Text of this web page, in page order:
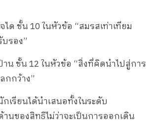
ได ชั้น 10 ในหัวข้อ “สมรสเท่าเทียม
รอง”
น ชั้น 12 ในหัวข้อ “สิ่งที่คิดนำไปสู่การ
กกว้าง”
รียนได้นำเสนอทั้งในระดับ
นของสิทธิไม่ว่าจะเป็นการออกเดิน